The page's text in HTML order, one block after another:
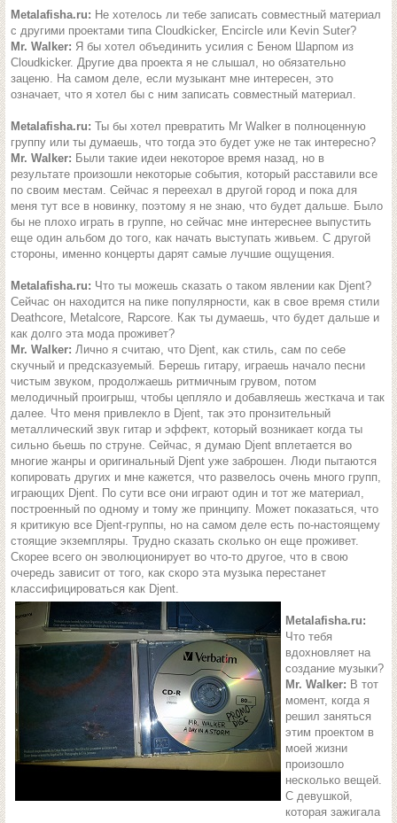
Metalafisha.ru: Не хотелось ли тебе записать совместный материал
с другими проектами типа Cloudkicker, Encircle или Kevin Suter?
Mr. Walker: Я бы хотел объединить усилия с Беном Шарпом из
Cloudkicker. Другие два проекта я не слышал, но обязательно
заценю. На самом деле, если музыкант мне интересен, это
означает, что я хотел бы с ним записать совместный материал.
Metalafisha.ru: Ты бы хотел превратить Mr Walker в полноценную
группу или ты думаешь, что тогда это будет уже не так интересно?
Mr. Walker: Были такие идеи некоторое время назад, но в
результате произошли некоторые события, который расставили все
по своим местам. Сейчас я переехал в другой город и пока для
меня тут все в новинку, поэтому я не знаю, что будет дальше. Было
бы не плохо играть в группе, но сейчас мне интереснее выпустить
еще один альбом до того, как начать выступать живьем. С другой
стороны, именно концерты дарят самые лучшие ощущения.
Metalafisha.ru: Что ты можешь сказать о таком явлении как Djent?
Сейчас он находится на пике популярности, как в свое время стили
Deathcore, Metalcore, Rapcore. Как ты думаешь, что будет дальше и
как долго эта мода проживет?
Mr. Walker: Лично я считаю, что Djent, как стиль, сам по себе
скучный и предсказуемый. Берешь гитару, играешь начало песни
чистым звуком, продолжаешь ритмичным грувом, потом
мелодичный проигрыш, чтобы цепляло и добавляешь жесткача и так
далее. Что меня привлекло в Djent, так это пронзительный
металлический звук гитар и эффект, который возникает когда ты
сильно бьешь по струне. Сейчас, я думаю Djent вплетается во
многие жанры и оригинальный Djent уже заброшен. Люди пытаются
копировать других и мне кажется, что развелось очень много групп,
играющих Djent. По сути все они играют один и тот же материал,
построенный по одному и тому же принципу. Может показаться, что
я критикую все Djent-группы, но на самом деле есть по-настоящему
стоящие экземпляры. Трудно сказать сколько он еще проживет.
Скорее всего он эволюционирует во что-то другое, что в свою
очередь зависит от того, как скоро эта музыка перестанет
классифицироваться как Djent.
Metalafisha.ru:
Что тебя
вдохновляет на
создание музыки?
Mr. Walker: В тот
момент, когда я
решил заняться
этим проектом в
моей жизни
произошло
несколько вещей.
С девушкой,
которая зажигала